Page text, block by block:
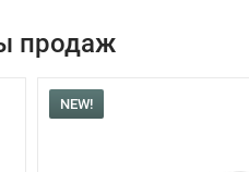
продаж
NEW!